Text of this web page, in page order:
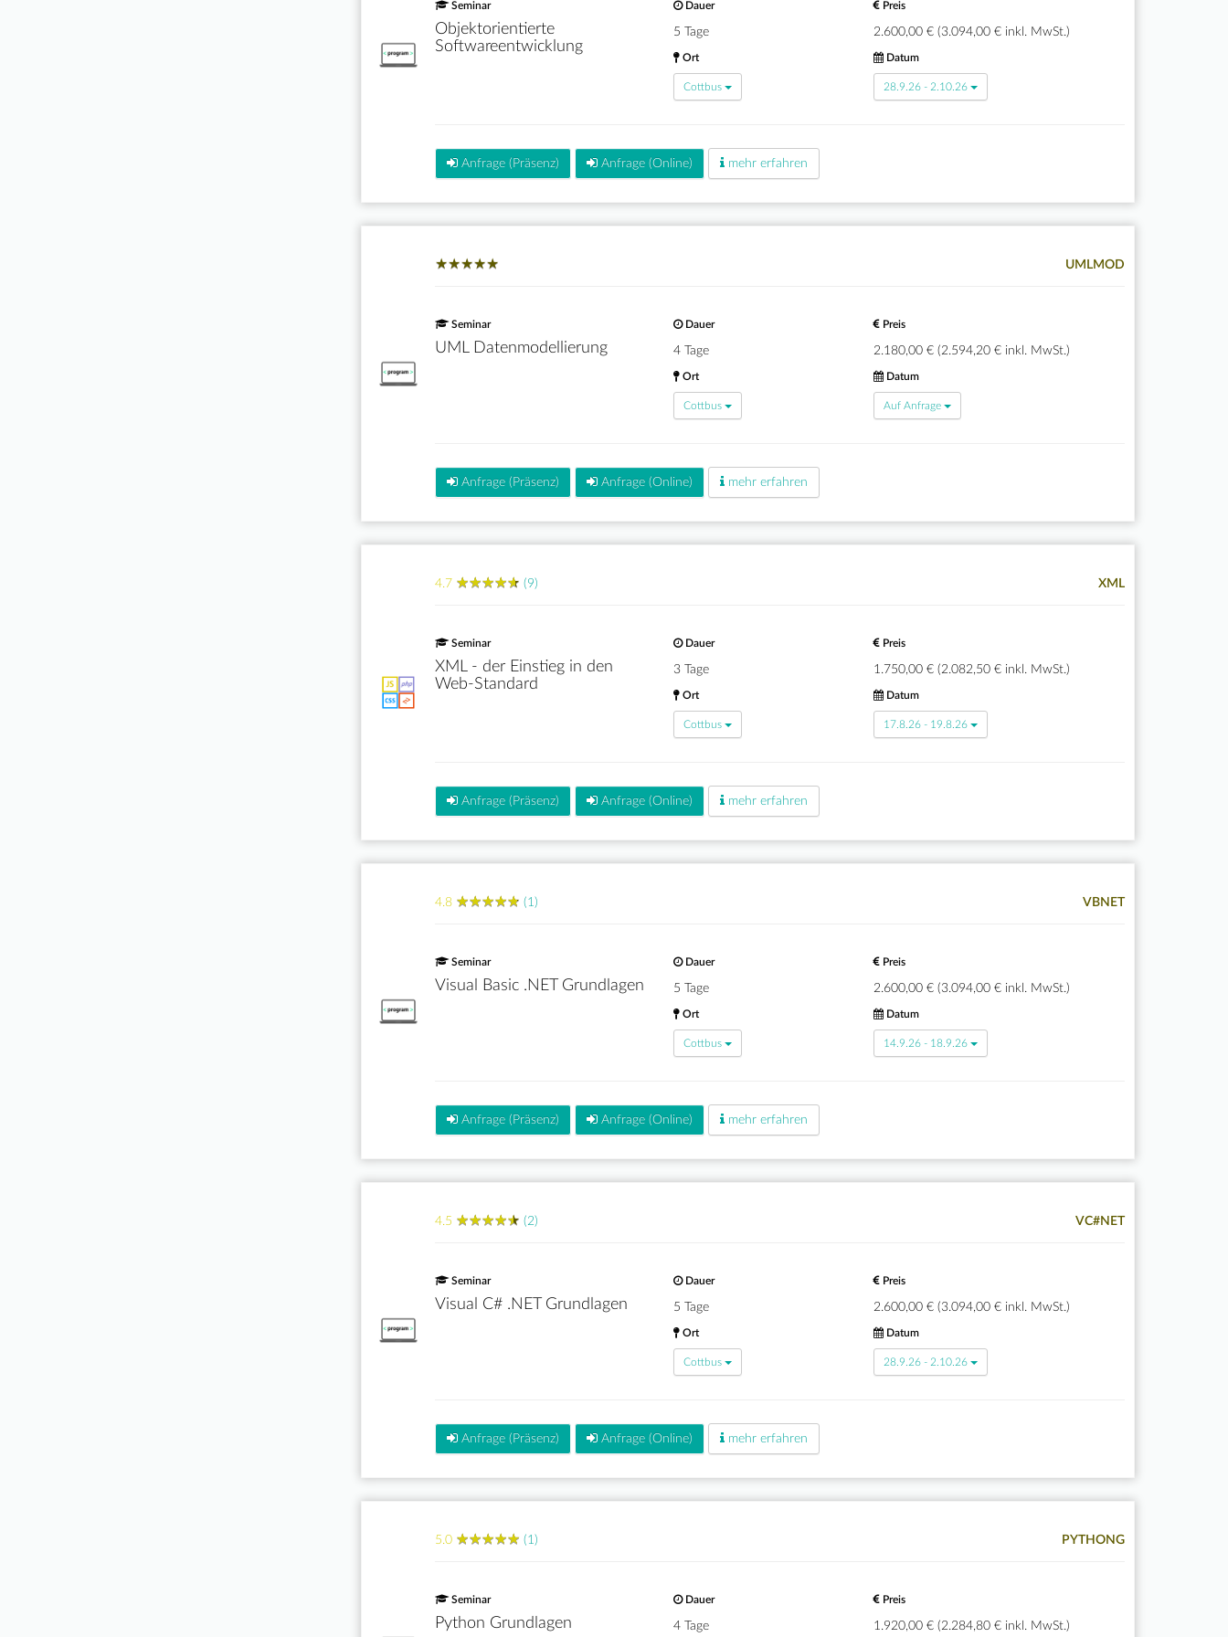
Seminar
Objektorientierte
Softwareentwicklung
Dauer
5 Tage
Preis
2.600,00 € (3.094,00 € inkl. MwSt.)
Ort
Cottbus
Datum
28.9.26 - 2.10.26
Anfrage (Präsenz) Anfrage (Online) mehr erfahren
★★★★★
★★★★★ UMLMOD
Seminar
UML Datenmodellierung
Dauer
4 Tage
Preis
2.180,00 € (2.594,20 € inkl. MwSt.)
Ort
Cottbus
Datum
Auf Anfrage
Anfrage (Präsenz) Anfrage (Online) mehr erfahren
4.7 ★★★★★
★★★★★ (9) XML
Seminar
XML - der Einstieg in den
Web-Standard
Dauer
3 Tage
Preis
1.750,00 € (2.082,50 € inkl. MwSt.)
Ort
Cottbus
Datum
17.8.26 - 19.8.26
Anfrage (Präsenz) Anfrage (Online) mehr erfahren
4.8 ★★★★★
★★★★★ (1) VBNET
Seminar
Visual Basic .NET Grundlagen
Dauer
5 Tage
Preis
2.600,00 € (3.094,00 € inkl. MwSt.)
Ort
Cottbus
Datum
14.9.26 - 18.9.26
Anfrage (Präsenz) Anfrage (Online) mehr erfahren
4.5 ★★★★★
★★★★★ (2) VC#NET
Seminar
Visual C# .NET Grundlagen
Dauer
5 Tage
Preis
2.600,00 € (3.094,00 € inkl. MwSt.)
Ort
Cottbus
Datum
28.9.26 - 2.10.26
Anfrage (Präsenz) Anfrage (Online) mehr erfahren
5.0 ★★★★★
★★★★★ (1) PYTHONG
Seminar
Python Grundlagen
Dauer
4 Tage
Preis
1.920,00 € (2.284,80 € inkl. MwSt.)